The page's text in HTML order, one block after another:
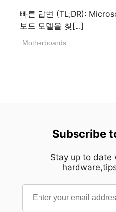
빠른 답변 (TL;DR):
보드 모델을 찾[...]
Motherboards
Subscribe
Stay up to date